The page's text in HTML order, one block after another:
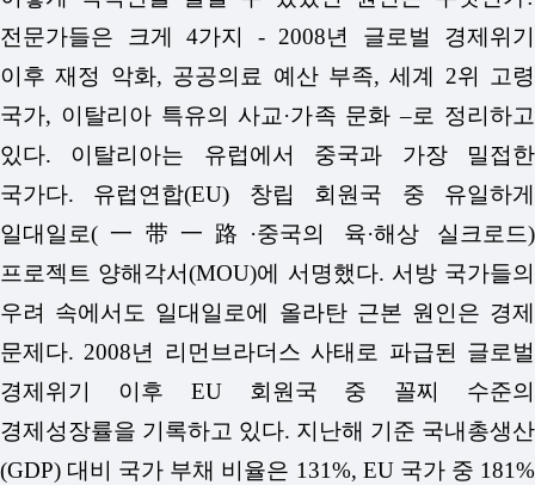
전문가들은 크게 4가지 - 2008년 글로벌 경제위기
이후 재정 악화, 공공의료 예산 부족, 세계 2위 고령
국가, 이탈리아 특유의 사교·가족 문화 –로 정리하고
있다. 이탈리아는 유럽에서 중국과 가장 밀접한
국가다. 유럽연합(EU) 창립 회원국 중 유일하게
일대일로(一带一路·중국의 육·해상 실크로드)
프로젝트 양해각서(MOU)에 서명했다. 서방 국가들의
우려 속에서도 일대일로에 올라탄 근본 원인은 경제
문제다. 2008년 리먼브라더스 사태로 파급된 글로벌
경제위기 이후 EU 회원국 중 꼴찌 수준의
경제성장률을 기록하고 있다. 지난해 기준 국내총생산
(GDP) 대비 국가 부채 비율은 131%, EU 국가 중 181%